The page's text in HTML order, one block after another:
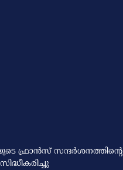
ഫ്രാന്‍സ് സന്ദര്‍ശനത്തിന്റെ